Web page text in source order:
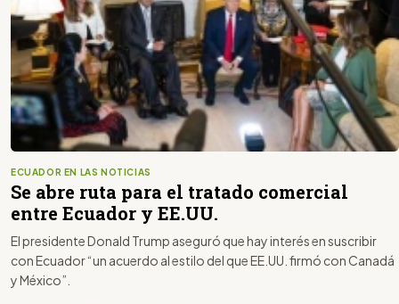
ECUADOR EN LAS NOTICIAS
Se abre ruta para el tratado comercial
entre Ecuador y EE.UU.
El presidente Donald Trump aseguró que hay interés en suscribir
con Ecuador “un acuerdo al estilo del que EE.UU. firmó con Canadá
y México”.